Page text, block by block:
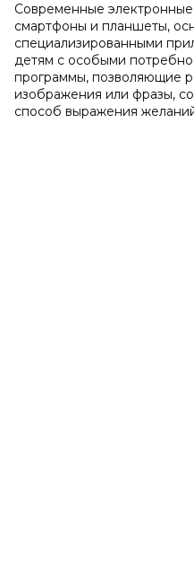
Современные электронные
смартфоны и планшеты,
специализированными
детям с особыми
программы, позволяющие
изображения или фразы,
способ выражения